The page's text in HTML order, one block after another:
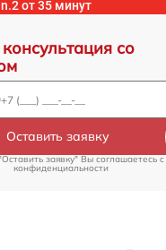
от 35 минут
со
Оставить заявку
заявку" Вы соглашаетесь c
конфиденциальности